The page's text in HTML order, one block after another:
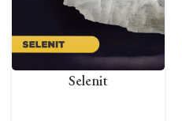
Selenit